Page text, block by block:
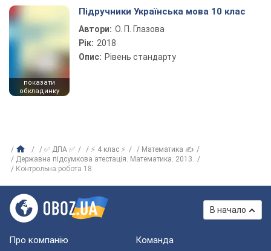
показати
обкладинку
Підручники Українська мова 10 клас
Автори: О. П. Глазова
Рік: 2018
Опис: Рівень стандарту
✅ ДПА ✅ ⚡ 4 клас ⚡
Математика ✍
Державна підсумкова атестація. Математика. 2013.
Контрольна робота 18
В начало
Про компанію Команда